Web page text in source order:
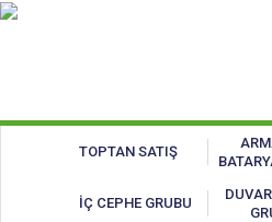
TOPTAN SATIŞ
İÇ CEPHE GRUBU